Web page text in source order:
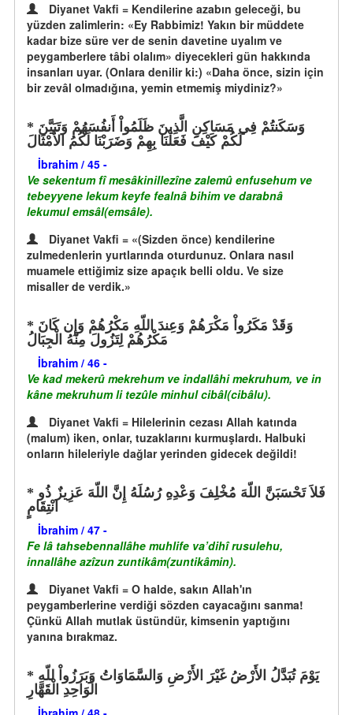
Diyanet Vakfi = Kendilerine azabın geleceği, bu
yüzden zalimlerin: «Ey Rabbimiz! Yakın bir müddete
kadar bize süre ver de senin davetine uyalım ve
peygamberlere tâbi olalım» diyecekleri gün hakkında
insanları uyar. (Onlara denilir ki:) «Daha önce, sizin için
bir zevâl olmadığına, yemin etmemiş miydiniz?»
لَكُمْ كَيْفَ فَعَلْنَا بِهِمْ وَضَرَبْنَا لَكُمُ الأَمْثَالَ
İbrahim / 45 -
Ve sekentum fî mesâkinillezîne zalemû enfusehum ve
tebeyyene lekum keyfe fealnâ bihim ve darabnâ
lekumul emsâl(emsâle).
Diyanet Vakfi = «(Sizden önce) kendilerine
zulmedenlerin yurtlarında oturdunuz. Onlara nasıl
muamele ettiğimiz size apaçık belli oldu. Ve size
misaller de verdik.»
مَكْرُهُمْ لِتَزُولَ مِنْهُ الْجِبَالُ
İbrahim / 46 -
Ve kad mekerû mekrehum ve indallâhi mekruhum, ve in
kâne mekruhum li tezûle minhul cibâl(cibâlu).
Diyanet Vakfi = Hilelerinin cezası Allah katında
(malum) iken, onlar, tuzaklarını kurmuşlardı. Halbuki
onların hileleriyle dağlar yerinden gidecek değildi!
انْتِقَامٍ
İbrahim / 47 -
Fe lâ tahsebennallâhe muhlife va’dihî rusulehu,
innallâhe azîzun zuntikâm(zuntikâmin).
Diyanet Vakfi = O halde, sakın Allah'ın
peygamberlerine verdiği sözden cayacağını sanma!
Çünkü Allah mutlak üstündür, kimsenin yaptığını
yanına bırakmaz.
الْوَاحِدِ الْقَهَّارِ